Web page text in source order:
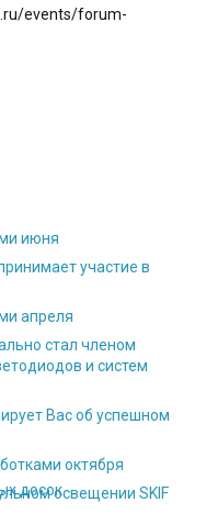
досок
events/forum-
июня
участие в
апреля
стал членом
и систем
Вас об успешном
октября
освещении SKIF